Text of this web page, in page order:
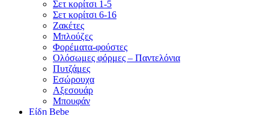
Σετ κορίτσι 1-5
Σετ κορίτσι 6-16
Ζακέτες
Μπλούζες
Φορέματα-φούστες
Ολόσωμες φόρμες – Παντελόνια
Πυτζάμες
Εσώρουχα
Αξεσουάρ
Μπουφάν
Είδη Bebe